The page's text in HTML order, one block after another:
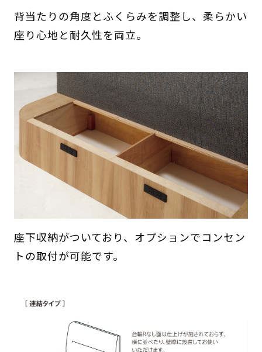
背当たりの角度とふくらみを調整し、柔らかい
座り心地と耐久性を両立。
座下収納がついており、オプションでコンセン
トの取付が可能です。